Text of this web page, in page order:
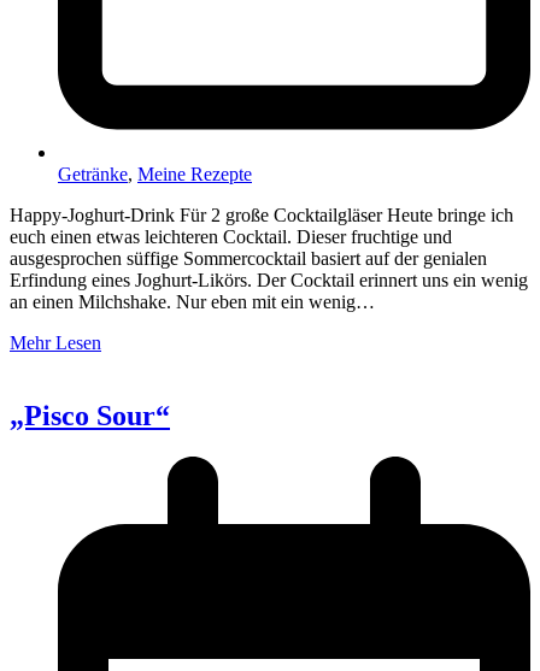
Getränke, Meine Rezepte
Happy-Joghurt-Drink Für 2 große Cocktailgläser Heute bringe ich
euch einen etwas leichteren Cocktail. Dieser fruchtige und
ausgesprochen süffige Sommercocktail basiert auf der genialen
Erfindung eines Joghurt-Likörs. Der Cocktail erinnert uns ein wenig
an einen Milchshake. Nur eben mit ein wenig…
Mehr Lesen
„Pisco Sour“